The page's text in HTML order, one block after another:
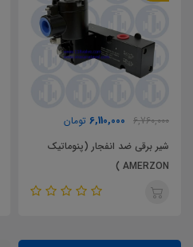
6,760,000
6,110,000 تومان
شیر برقی ضد انفجار (پنوماتیک
AMERZON )